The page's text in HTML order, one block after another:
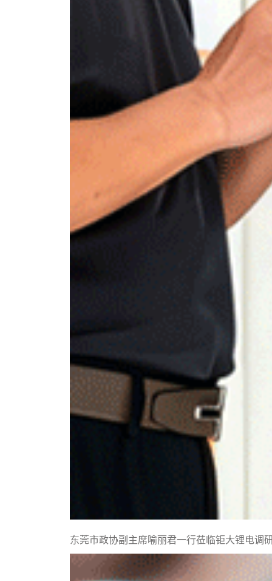
东莞市政协副主席喻丽君一行莅临钜大锂电调